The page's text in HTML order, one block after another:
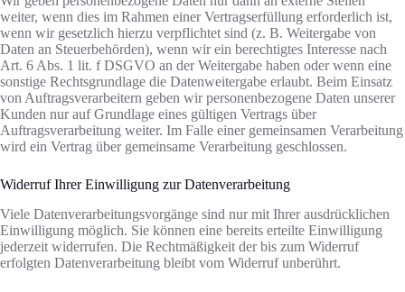
weiter, wenn dies im Rahmen einer Vertragserfüllung erforderlich ist,
wenn wir gesetzlich hierzu verpflichtet sind (z. B. Weitergabe von
Daten an Steuerbehörden), wenn wir ein berechtigtes Interesse nach
Art. 6 Abs. 1 lit. f DSGVO an der Weitergabe haben oder wenn eine
sonstige Rechtsgrundlage die Datenweitergabe erlaubt. Beim Einsatz
von Auftragsverarbeitern geben wir personenbezogene Daten unserer
Kunden nur auf Grundlage eines gültigen Vertrags über
Auftragsverarbeitung weiter. Im Falle einer gemeinsamen Verarbeitung
wird ein Vertrag über gemeinsame Verarbeitung geschlossen.
Widerruf Ihrer Einwilligung zur Datenverarbeitung
Viele Datenverarbeitungsvorgänge sind nur mit Ihrer ausdrücklichen
Einwilligung möglich. Sie können eine bereits erteilte Einwilligung
jederzeit widerrufen. Die Rechtmäßigkeit der bis zum Widerruf
erfolgten Datenverarbeitung bleibt vom Widerruf unberührt.